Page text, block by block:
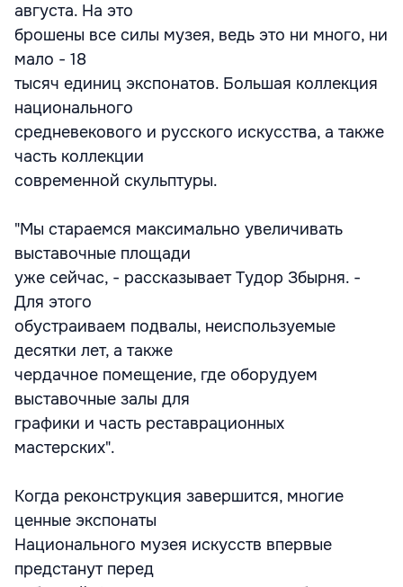
августа. На это
брошены все силы музея, ведь это ни много, ни
мало - 18
тысяч единиц экспонатов. Большая коллекция
национального
средневекового и русского искусства, а также
часть коллекции
современной скульптуры.
"Мы стараемся максимально увеличивать
выставочные площади
уже сейчас, - рассказывает Тудор Збырня. -
Для этого
обустраиваем подвалы, неиспользуемые
десятки лет, а также
чердачное помещение, где оборудуем
выставочные залы для
графики и часть реставрационных
мастерских".
Когда реконструкция завершится, многие
ценные экспонаты
Национального музея искусств впервые
предстанут перед